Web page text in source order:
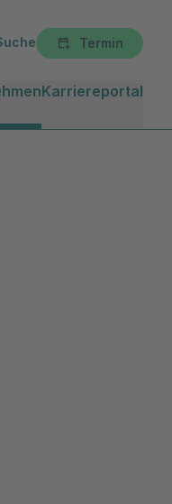
Termin
Karriereportal